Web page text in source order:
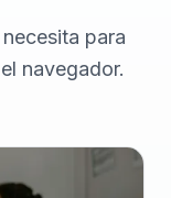
para
navegador.